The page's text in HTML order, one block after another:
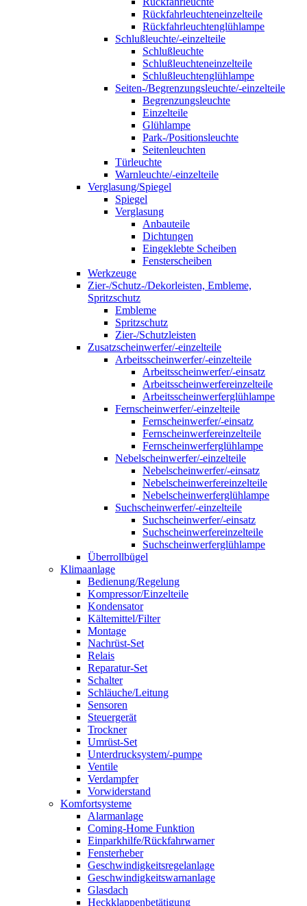
Rückfahrleuchteneinzelteile
Rückfahrleuchtenglühlampe
Schlußleuchte/-einzelteile
Schlußleuchte
Schlußleuchteneinzelteile
Schlußleuchtenglühlampe
Seiten-/Begrenzungsleuchte/-einzelteile
Begrenzungsleuchte
Einzelteile
Glühlampe
Park-/Positionsleuchte
Seitenleuchten
Türleuchte
Warnleuchte/-einzelteile
Verglasung/Spiegel
Spiegel
Verglasung
Anbauteile
Dichtungen
Eingeklebte Scheiben
Fensterscheiben
Werkzeuge
Zier-/Schutz-/Dekorleisten, Embleme,
Spritzschutz
Embleme
Spritzschutz
Zier-/Schutzleisten
Zusatzscheinwerfer/-einzelteile
Arbeitsscheinwerfer/-einzelteile
Arbeitsscheinwerfer/-einsatz
Arbeitsscheinwerfereinzelteile
Arbeitsscheinwerferglühlampe
Fernscheinwerfer/-einzelteile
Fernscheinwerfer/-einsatz
Fernscheinwerfereinzelteile
Fernscheinwerferglühlampe
Nebelscheinwerfer/-einzelteile
Nebelscheinwerfer/-einsatz
Nebelscheinwerfereinzelteile
Nebelscheinwerferglühlampe
Suchscheinwerfer/-einzelteile
Suchscheinwerfer/-einsatz
Suchscheinwerfereinzelteile
Suchscheinwerferglühlampe
Überrollbügel
Klimaanlage
Bedienung/Regelung
Kompressor/Einzelteile
Kondensator
Kältemittel/Filter
Montage
Nachrüst-Set
Relais
Reparatur-Set
Schalter
Schläuche/Leitung
Sensoren
Steuergerät
Trockner
Umrüst-Set
Unterdrucksystem/-pumpe
Ventile
Verdampfer
Vorwiderstand
Komfortsysteme
Alarmanlage
Coming-Home Funktion
Einparkhilfe/Rückfahrwarner
Fensterheber
Geschwindigkeitsregelanlage
Geschwindigkeitswarnanlage
Glasdach
Heckklappenbetätigung